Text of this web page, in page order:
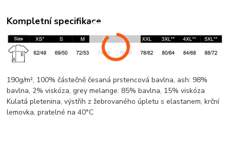
Kompletní specifikace
190g/m², 100% částečně česaná prstencovábavlna, ash: 98%
bavlna, 2%viskóza, greymelange: 85%bavlna, 15%viskóza
Kulatá pletenina, výstřih z žebrovaného úpletu s elastanem,krční
lemovka, pratelné na 40°C